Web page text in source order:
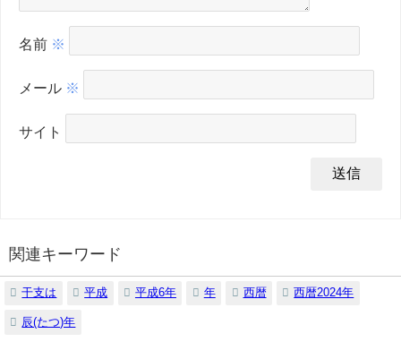
名前 ※
メール ※
サイト
関連キーワード
干支は 平成 平成6年 年 西暦 西暦2024年
辰(たつ)年